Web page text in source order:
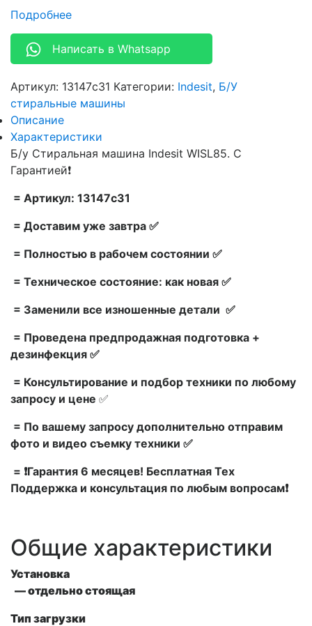
Подробнее
Написать в Whatsapp
Артикул: 13147c31 Категории: Indesit, Б/У
стиральные машины
Описание
Характеристики
Б/у Стиральная машина Indesit WISL85. С
Гарантией❗
= Артикул: 13147c31
= Доставим уже завтра ✅
= Полностью в рабочем состоянии ✅
= Техническое состояние: как новая ✅
= Заменили все изношенные детали ✅
= Проведена предпродажная подготовка +
дезинфекция ✅
= Консультирование и подбор техники по любому
запросу и цене ✅
= По вашему запросу дополнительно отправим
фото и видео съемку техники ✅
= ❗Гарантия 6 месяцев! Бесплатная Тех
Поддержка и консультация по любым вопросам❗
Общие характеристики
Установка
— отдельно стоящая
Тип загрузки